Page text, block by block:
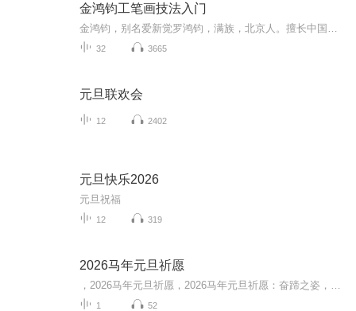
金鸿钧工笔画技法入门
32 3665
元旦联欢会
12 2402
元旦快乐2026
元旦祝福
12 319
2026马年元旦祈愿
1 52